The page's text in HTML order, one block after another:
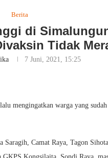
Berita
di
Tidak
7 Juni, 2021, 15:25
mengingatkan warga yang
Camat Raya, Tagon